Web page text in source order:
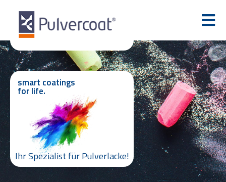
smart coatings
for life.
Ihr Spezialist für Pulverlacke!